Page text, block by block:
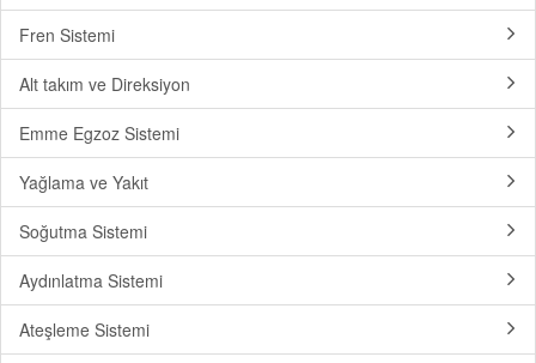
Fren Sistemi
Alt takım ve Direksiyon
Emme Egzoz Sistemi
Yağlama ve Yakıt
Soğutma Sistemi
Aydınlatma Sistemi
Ateşleme Sistemi